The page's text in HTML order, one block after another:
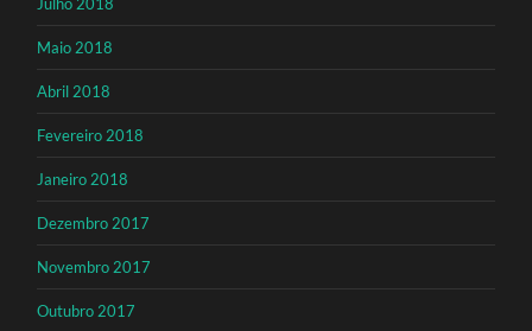
Maio 2018
Abril 2018
Fevereiro 2018
Janeiro 2018
Dezembro 2017
Novembro 2017
Outubro 2017